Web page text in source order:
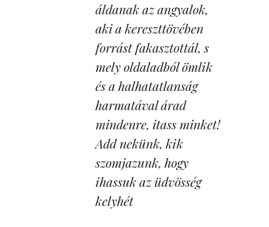
áldanak az angyalok,
aki a kereszttövében
forrást fakasztottál, s
mely oldaladból ömlik
és a halhatatlanság
harmatával árad
mindenre, itass minket!
Add nekünk, kik
szomjazunk, hogy
ihassuk az üdvösség
kelyhét